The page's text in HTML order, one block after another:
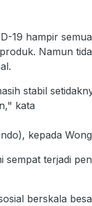
19 hampir
Namun
stabil
kata
kepada
terjadi
berskala